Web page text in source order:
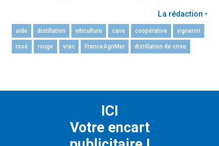
La rédaction •
aide distillation viticulture cave coopérative vigneron
rosé rouge vrac FranceAgriMer distillation de crise
ICI
Votre encart